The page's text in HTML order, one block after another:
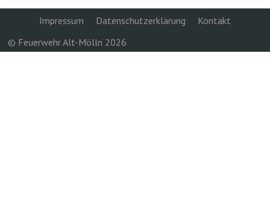
Impressum Datenschutzerklärung
Kontakt
© Feuerwehr Alt-Mölln 2026